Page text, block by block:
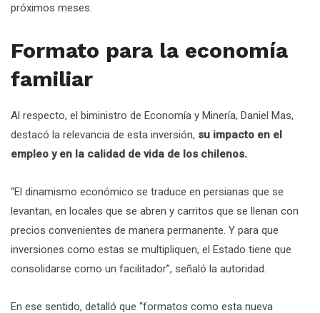
próximos meses.
Formato para la economía
familiar
Al respecto, el biministro de Economía y Minería, Daniel Mas,
destacó la relevancia de esta inversión, su impacto en el
empleo y en la calidad de vida de los chilenos.
“El dinamismo económico se traduce en persianas que se
levantan, en locales que se abren y carritos que se llenan con
precios convenientes de manera permanente. Y para que
inversiones como estas se multipliquen, el Estado tiene que
consolidarse como un facilitador”, señaló la autoridad.
En ese sentido, detalló que “formatos como esta nueva